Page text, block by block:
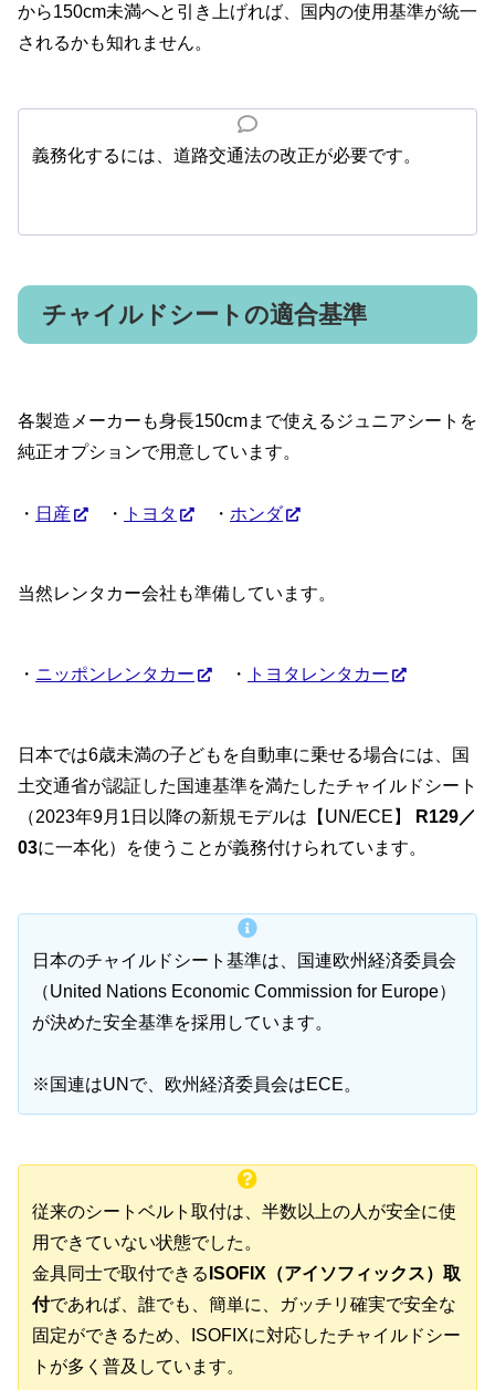
から150cm未満へと引き上げれば、国内の使用基準が統一
されるかも知れません。
義務化するには、道路交通法の改正が必要です。
チャイルドシートの適合基準
各製造メーカーも身長150cmまで使えるジュニアシートを
純正オプションで用意しています。
・ 日産 ・ トヨタ ・ ホンダ
当然レンタカー会社も準備しています。
・ ニッポンレンタカー ・ トヨタレンタカー
日本では6歳未満の子どもを自動車に乗せる場合には、国
土交通省が認証した国連基準を満たしたチャイルドシート
（2023年9月1日以降の新規モデルは【UN/ECE】
R129／
03に一本化）を使うことが義務付けられています。
日本のチャイルドシート基準は、国連欧州経済委員会
（United Nations Economic Commission for Europe）
が決めた安全基準を採用しています。
※国連はUNで、欧州経済委員会はECE。
従来のシートベルト取付は、半数以上の人が安全に使
用できていない状態でした。
金具同士で取付できる ISOFIX（アイソフィックス）取
付であれば、誰でも、簡単に、ガッチリ確実で安全な
固定ができるため、ISOFIXに対応したチャイルドシー
トが多く普及しています。